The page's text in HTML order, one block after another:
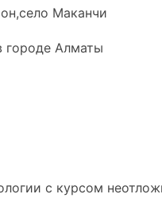
Маканчи
городе Алматы
с курсом